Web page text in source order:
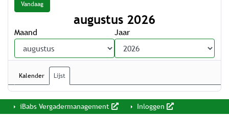
Vandaag
augustus 2026
Maand Jaar
Kalender Lijst
iBabs Vergadermanagement Inloggen